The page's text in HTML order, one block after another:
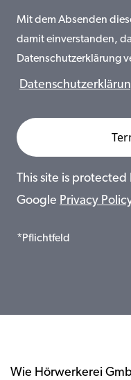
Mit dem Absenden
damit einverstanden,
Datenschutzerklärung
This site is protected
Google Privacy
*Pflichtfeld
Wie Hörwerkerei